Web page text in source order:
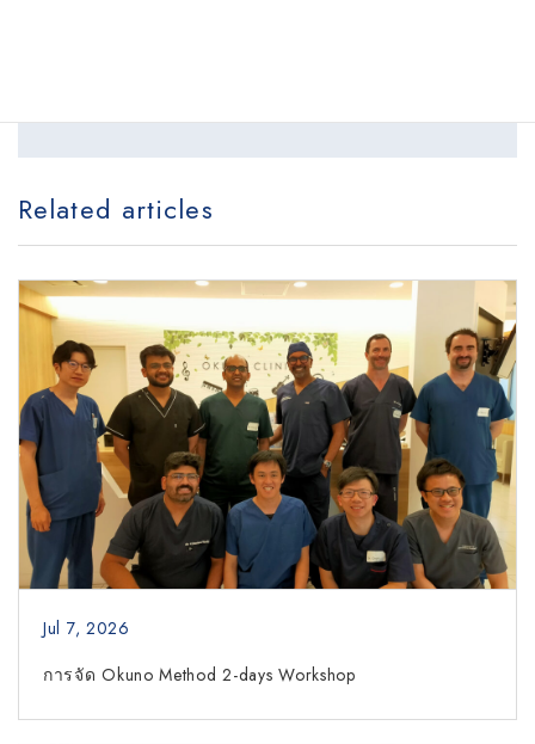
Related articles
การจัด Okuno Method 2-days Workshop
Jul 7, 2026